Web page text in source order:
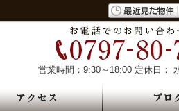
営業時間：9:30～18:00 定休日：